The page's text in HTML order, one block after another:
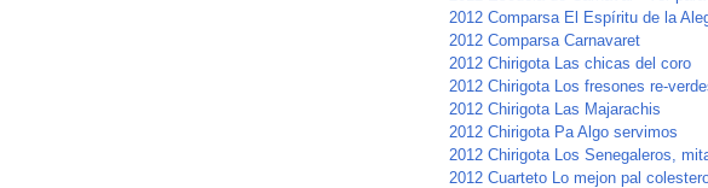
2012 Comparsa El Espíritu de la
2012 Comparsa Carnavaret
2012 Chirigota Las chicas del coro
2012 Chirigota Los fresones re-
2012 Chirigota Las Majarachis
2012 Chirigota Pa Algo servimos
2012 Chirigota Los Senegaleros,
2012 Cuarteto Lo mejon pal